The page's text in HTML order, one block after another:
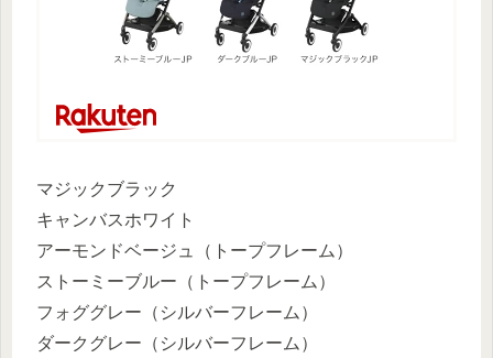
マジックブラック
キャンバスホワイト
アーモンドベージュ（トープフレーム）
ストーミーブルー（トープフレーム）
フォググレー（シルバーフレーム）
ダークグレー（シルバーフレーム）